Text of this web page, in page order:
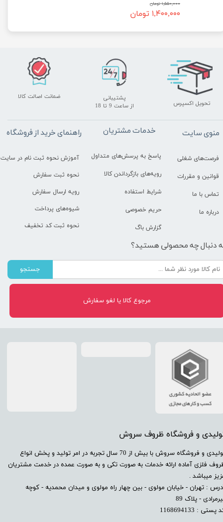
۱,۵۵۰,۰۰۰ تومان
۱,۴۰۰,۰۰۰ تومان
و فروشگاه ظروف سروش
​تولیدی و فروشگاه سروش با بیش از 70 سال تجربه در امر تولید و پخش انواع
فلزی آماده ارائه خدمات به صورت تکی و به صورت عمده در خدمت مشتریان
میباشد .
: تهران - خیابان مولوی - بین چهار راه مولوی و میدان محمدیه - کوچه
- پلاک 89
پستی : 1168694133
تحویل اکسپرس
پشتیبانی
​​​​​​​از ساعت 9 تا 18
ضمانت اصالت کالا
راهنمای خرید از فروشگاه
آموزش نحوه ثبت نام در سایت
نحوه ثبت سفارش
رویه ارسال سفارش
شیوه‌های پرداخت
نحوه ثبت کد تخفیف
خدمات مشتریان
پاسخ به پرسش‌های متداول
رویه‌های بازگرداندن کالا
شرایط استفاده
حریم خصوصی
گزارش باگ
منوی سایت
فرصت‌های شغلی
قوانین و مقررات
تماس با ما
درباره ما
دنبال چه محصولی هستید؟
جستجو
مرجوع کالا یا لغو سفارش